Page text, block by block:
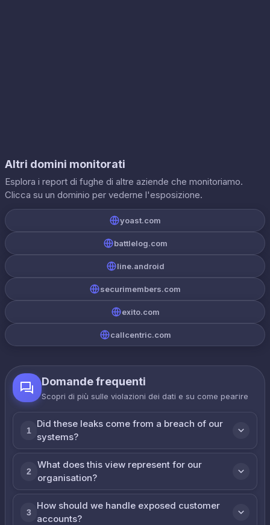
Altri domini monitorati
Esplora i report di fughe di altre aziende che monitoriamo.
Clicca su un dominio per vederne l'esposizione.
yoast.com
battlelog.com
line.android
securimembers.com
exito.com
callcentric.com
Domande frequenti
Scopri di più sulle violazioni dei dati e su come реагire
1
Did these leaks come from a breach of our
systems?
2
What does this view represent for our
organisation?
3
How should we handle exposed customer
accounts?